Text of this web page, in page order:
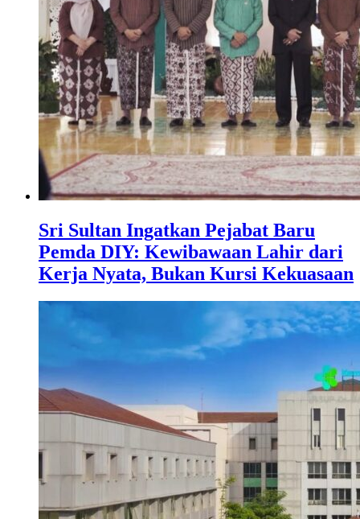
Sri Sultan Ingatkan Pejabat Baru
Pemda DIY: Kewibawaan Lahir dari
Kerja Nyata, Bukan Kursi Kekuasaan